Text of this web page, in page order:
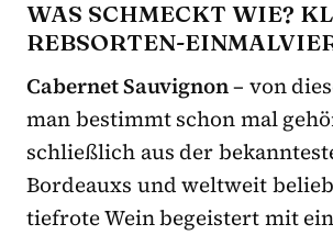
WAS SCHMECKT WIE?
REBSORTEN-
Cabernet Sauvignon– von
man bestimmt schon mal
schließlich aus der
Bordeauxs und weltweit
tiefrote Wein begeistert mit